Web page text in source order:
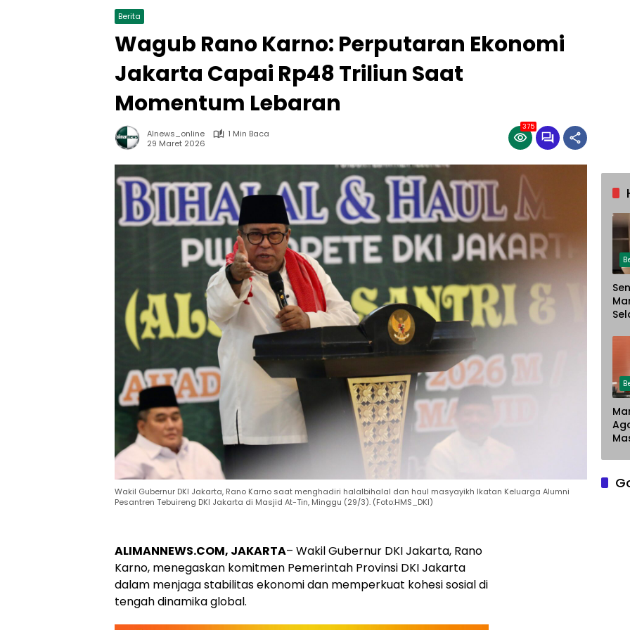
Berita
Wagub Rano Karno: Perputaran Ekonomi
Jakarta Capai Rp48 Triliun Saat
Momentum Lebaran
Alnews_online
1 Min Baca
29 Maret 2026
375
Wakil Gubernur DKI Jakarta, Rano Karno saat menghadiri halalbihalal dan haul masyayikh Ikatan Keluarga Alumni
Pesantren Tebuireng DKI Jakarta di Masjid At-Tin, Minggu (29/3). (Foto:HMS_DKI)
ALIMANNEWS.COM, JAKARTA– Wakil Gubernur DKI Jakarta, Rano
Karno, menegaskan komitmen Pemerintah Provinsi DKI Jakarta
dalam menjaga stabilitas ekonomi dan memperkuat kohesi sosial di
tengah dinamika global.